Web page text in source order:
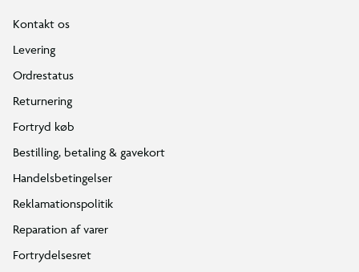
Kontakt os
Levering
Ordrestatus
Returnering
Fortryd køb
Bestilling, betaling & gavekort
Handelsbetingelser
Reklamationspolitik
Reparation af varer
Fortrydelsesret